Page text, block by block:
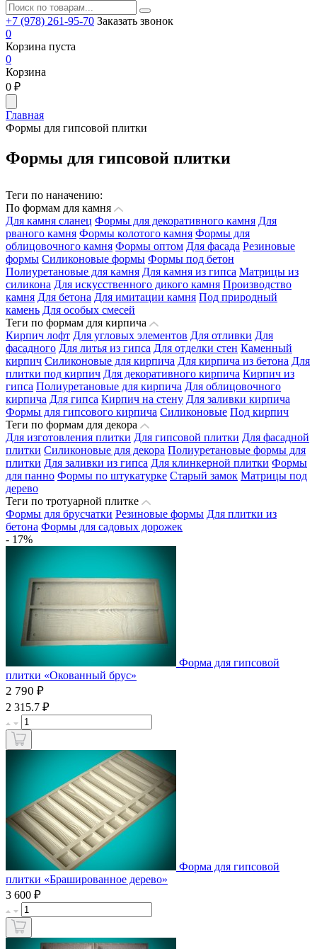
+7 (978) 261-95-70 Заказать звонок
0
Корзина пуста
0
Корзина
0 ₽
Главная
Формы для гипсовой плитки
Формы для гипсовой плитки
Теги по наначению:
По формам для камня
Для камня сланец Формы для декоративного камня Для
рваного камня Формы колотого камня Формы для
облицовочного камня Формы оптом Для фасада Резиновые
формы Силиконовые формы Формы под бетон
Полиуретановые для камня Для камня из гипса Матрицы из
силикона Для искусственного дикого камня Производство
камня Для бетона Для имитации камня Под природный
камень Для особых смесей
Теги по формам для кирпича
Кирпич лофт Для угловых элементов Для отливки Для
фасадного Для литья из гипса Для отделки стен Каменный
кирпич Силиконовые для кирпича Для кирпича из бетона Для
плитки под кирпич Для декоративного кирпича Кирпич из
гипса Полиуретановые для кирпича Для облицовочного
кирпича Для гипса Кирпич на стену Для заливки кирпича
Формы для гипсового кирпича Силиконовые Под кирпич
Теги по формам для декора
Для изготовления плитки Для гипсовой плитки Для фасадной
плитки Силиконовые для декора Полиуретановые формы для
плитки Для заливки из гипса Для клинкерной плитки Формы
для панно Формы по штукатурке Старый замок Матрицы под
дерево
Теги по тротуарной плитке
Формы для брусчатки Резиновые формы Для плитки из
бетона Формы для садовых дорожек
- 17%
Форма для гипсовой
плитки «Окованный брус»
2 790 ₽
2 315.7 ₽
Форма для гипсовой
плитки «Брашированное дерево»
3 600 ₽